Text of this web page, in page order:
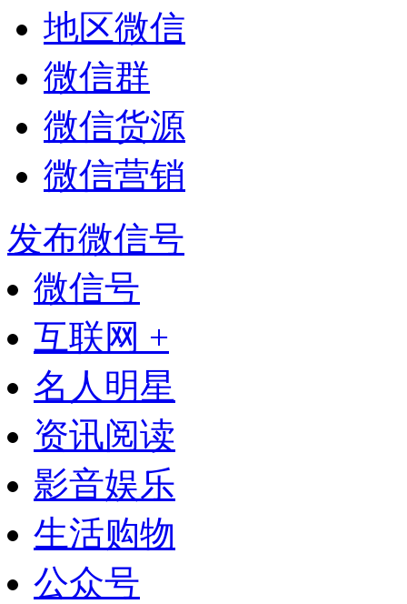
地区微信
微信群
微信货源
微信营销
发布微信号
微信号
互联网 +
名人明星
资讯阅读
影音娱乐
生活购物
公众号